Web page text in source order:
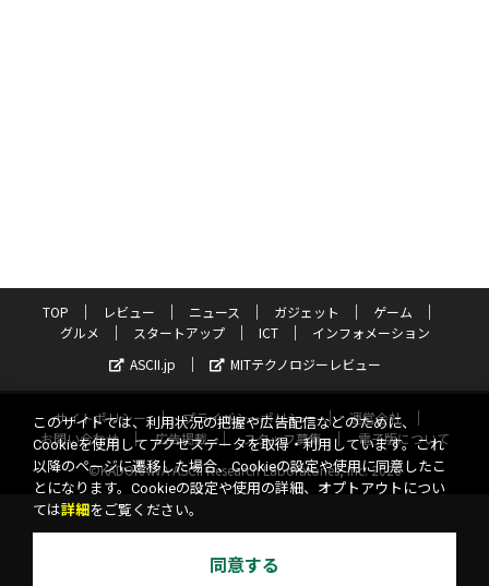
TOP レビュー ニュース ガジェット
ゲーム
グルメ
スタートアップ ICT
インフォメーション
ASCII.jp
MITテクノロジーレビュー
サイトポリシー プライバシーポリシー
運営会社
お問い合わせ
広告掲載 スタッフ募集
電子版について
©KADOKAWA ASCII Research Laboratories, Inc. 2026
このサイトでは、利用状況の把握や広告配信などのために、
Cookieを使用してアクセスデータを取得・利用しています。これ
以降のページに遷移した場合、Cookieの設定や使用に同意したこ
とになります。Cookieの設定や使用の詳細、オプトアウトについ
ては詳細 をご覧ください。
同意する